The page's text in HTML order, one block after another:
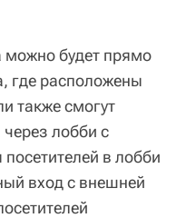
можно будет прямо
где расположены
также смогут
лобби с
в лобби
вход с внешней